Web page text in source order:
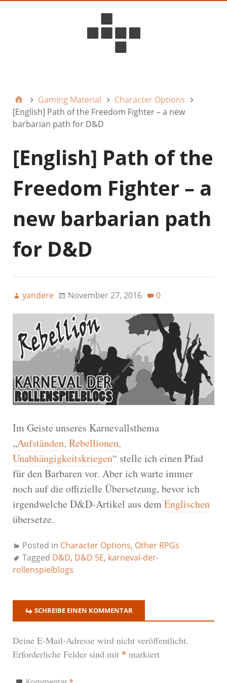
Gaming Material
Character Options
[English] Path of the Freedom Fighter – a new
barbarian path for D&D
[English] Path of the
Freedom Fighter – a
new barbarian path
for D&D
yandere November 27, 2016 0
Im Geiste unseres Karnevallsthema
„Aufständen, Rebellionen,
Unabhängigkeitskriegen“ stelle ich einen Pfad
für den Barbaren vor. Aber ich warte immer
noch auf die offizielle Übersetzung, bevor ich
irgendwelche D&D-Artikel aus demEnglischen
übersetze.
Posted in Character Options, Other RPGs
Tagged D&D, D&D 5E, karneval-der-
rollenspielblogs
SCHREIBE EINEN KOMMENTAR
Deine E-Mail-Adresse wird nicht veröffentlicht.
Erforderliche Felder sind mit * markiert